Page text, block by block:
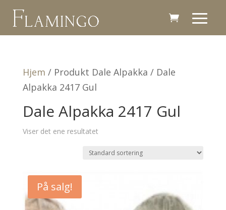
Hjem / Produkt Dale Alpakka / Dale
Alpakka 2417 Gul
Dale Alpakka 2417 Gul
Viser det ene resultatet
På salg!